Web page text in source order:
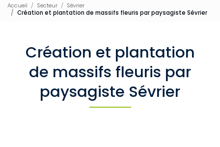
Accueil Secteur
Sévrier
Création et plantation de massifs fleuris par paysagiste Sévrier
Création et plantation
de massifs fleuris par
paysagiste Sévrier